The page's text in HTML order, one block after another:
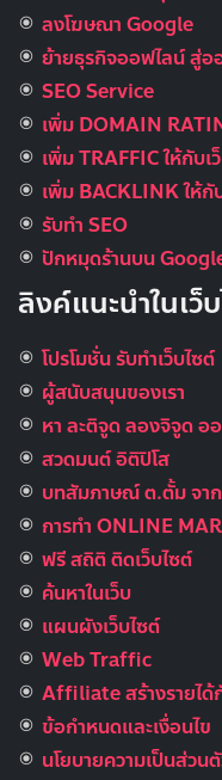
ลงโฆษณา Google
ย้ายธุรกิจออฟไลน์ สู่อ
SEO Service
เพิ่ม DOMAIN
เพิ่ม TRAFFIC ให้กับเ
เพิ่ม BACKLINK ให้กั
รับทำ SEO
ปักหมุดร้านบน
ลิงค์แนะนำในเว็
โปรโมชั่น รับทำเว็บไซต์
ผู้สนับสนุนของเรา
หา ละติจูด ลองจิจูด อ
สวดมนต์ อิติปิโส
บทสัมภาษณ์ ต.ตั้ม จาก
การทำ ONLINE
ฟรี สถิติ ติดเว็บไซต์
ค้นหาในเว็บ
แผนผังเว็บไซต์
Web Traffic
Affiliate สร้างรายได้
ข้อกำหนดและเงื่อนไข
นโยบายความเป็นส่วน